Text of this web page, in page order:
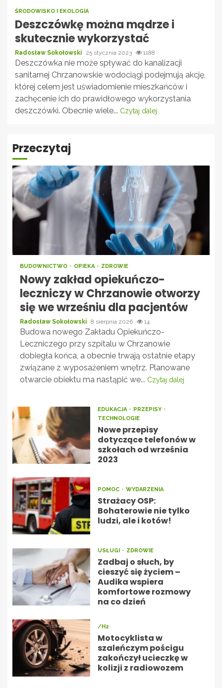
ŚRODOWISKO I EKOLOGIA
Deszczówkę można mądrze i
skutecznie wykorzystać
Radosław Sokołowski 25 stycznia 2023 1188
Deszczówka nie może spływać do kanalizacji
sanitarnej Chrzanowskie wodociągi podejmują akcję,
której celem jest uświadomienie mieszkańców i
zachęcenie ich do prawidłowego wykorzystania
deszczówki. Obecnie wiele... Czytaj dalej
Przeczytaj
BUDOWNICTWO OPIEKA ZDROWIE
Nowy zakład opiekuńczo-
leczniczy w Chrzanowie otworzy
się we wrześniu dla pacjentów
Radosław Sokołowski 8 sierpnia 2026 14
Budowa nowego Zakładu Opiekuńczo-
Leczniczego przy szpitalu w Chrzanowie
dobiegła końca, a obecnie trwają ostatnie etapy
związane z wyposażeniem wnętrz. Planowane
otwarcie obiektu ma nastąpić we... Czytaj dalej
EDUKACJA
PRZEPISY
TECHNOLOGIE
Nowe przepisy
dotyczące telefonów w
szkołach od września
2023
POMOC WYDARZENIA
Strażacy OSP:
Bohaterowie nie tylko
ludzi, ale i kotów!
USŁUGI ZDROWIE
Zadbaj o słuch, by
cieszyć się życiem –
Audika wspiera
komfortowe rozmowy
na co dzień
/H2
Motocyklista w
szaleńczym pościgu
zakończył ucieczkę w
kolizji z radiowozem